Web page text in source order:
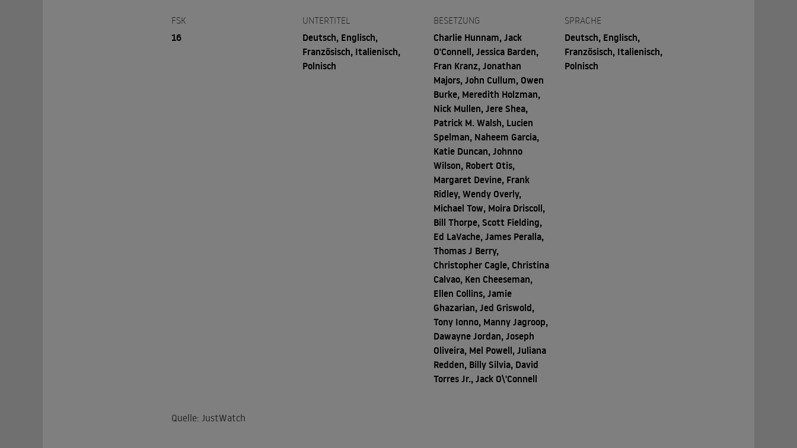
FSK
16
UNTERTITEL
Deutsch, Englisch,
Französisch, Italienisch,
Polnisch
BESETZUNG
Charlie Hunnam, Jack
O'Connell, Jessica Barden,
Fran Kranz, Jonathan
Majors, John Cullum, Owen
Burke, Meredith Holzman,
Nick Mullen, Jere Shea,
Patrick M. Walsh, Lucien
Spelman, Naheem Garcia,
Katie Duncan, Johnno
Wilson, Robert Otis,
Margaret Devine, Frank
Ridley, Wendy Overly,
Michael Tow, Moira Driscoll,
Bill Thorpe, Scott Fielding,
Ed LaVache, James Peralla,
Thomas J Berry,
Christopher Cagle, Christina
Calvao, Ken Cheeseman,
Ellen Collins, Jamie
Ghazarian, Jed Griswold,
Tony Ionno, Manny Jagroop,
Dawayne Jordan, Joseph
Oliveira, Mel Powell, Juliana
Redden, Billy Silvia, David
Torres Jr., Jack O\'Connell
SPRACHE
Deutsch, Englisch,
Französisch, Italienisch,
Polnisch
Quelle: JustWatch